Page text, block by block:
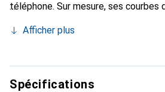
téléphone. Sur mesure, ses
chic et indispensable pour votre
marque Noreve est un choix sûr
exigeante.
Afficher plus
Spécifications